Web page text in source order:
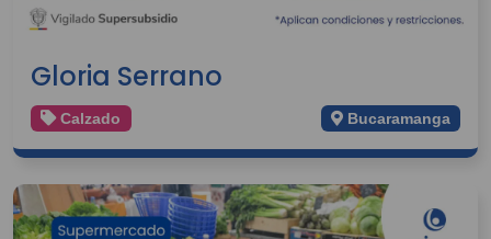
Gloria Serrano
Calzado Bucaramanga